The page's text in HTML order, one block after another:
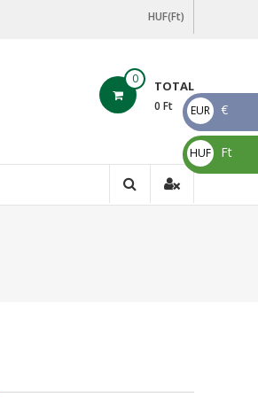
HUF(Ft)
0 TOTAL
0 Ft
EUR
€
€
HUF
Ft
Ft